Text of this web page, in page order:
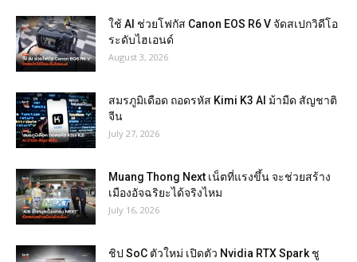
ใช้ AI ช่วยโฟกัส Canon EOS R6 V จัดสเปกวิดีโอ
ระดับไฮเอนด์
August 3, 2026
สมรภูมิเดือด ถอดรหัส Kimi K3 AI ม้ามืด สัญชาติ
จีน
July 27, 2026
Muang Thong Next เน็ตที่แรงขึ้น จะช่วยสร้าง
เมืองอัจฉริยะได้จริงไหม
July 16, 2026
ชิป SoC ตัวใหม่ เปิดตัว Nvidia RTX Spark ชู